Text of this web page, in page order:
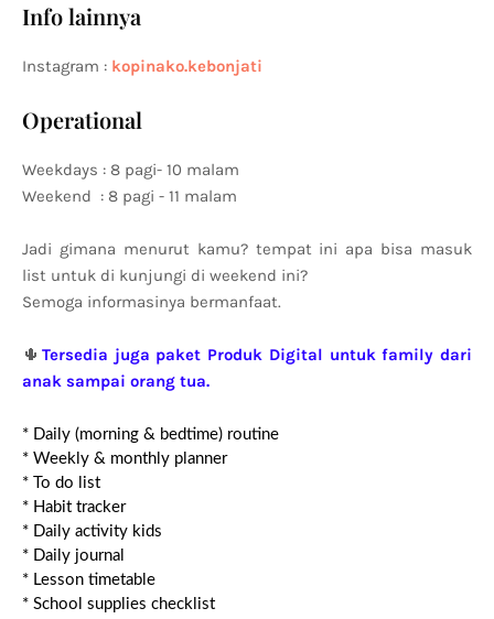
Info lainnya
Instagram : kopinako.kebonjati
Operational
Weekdays : 8 pagi- 10 malam
Weekend : 8 pagi - 11 malam
Jadi gimana menurut kamu? tempat ini apa bisa masuk
list untuk di kunjungi di weekend ini?
Semoga informasinya bermanfaat.
🌵 Tersedia juga paket Produk Digital untuk family dari
anak sampai orang tua.
* Daily (morning & bedtime) routine
* Weekly & monthly planner
* To do list
* Habit tracker
* Daily activity kids
* Daily journal
* Lesson timetable
* School supplies checklist